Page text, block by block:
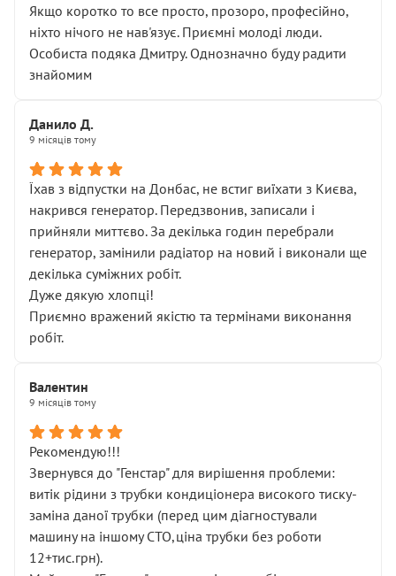
Якщо коротко то все просто, прозоро, професійно,
ніхто нічого не нав'язує. Приємні молоді люди.
Особиста подяка Дмитру. Однозначно буду радити
знайомим
Данило Д.
9 місяців тому
Їхав з відпустки на Донбас, не встиг виїхати з Києва,
накрився генератор. Передзвонив, записали і
прийняли миттєво. За декілька годин перебрали
генератор, замінили радіатор на новий і виконали ще
декілька суміжних робіт.
Дуже дякую хлопці!
Приємно вражений якістю та термінами виконання
робіт.
Валентин
9 місяців тому
Рекомендую!!!
Звернувся до "Генстар" для вирішення проблеми:
витік рідини з трубки кондиціонера високого тиску-
заміна даної трубки (перед цим діагностували
машину на іншому СТО,ціна трубки без роботи
12+тис.грн).